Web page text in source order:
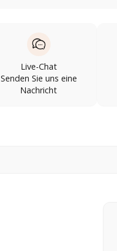
Live-Chat
Senden Sie uns eine
Nachricht